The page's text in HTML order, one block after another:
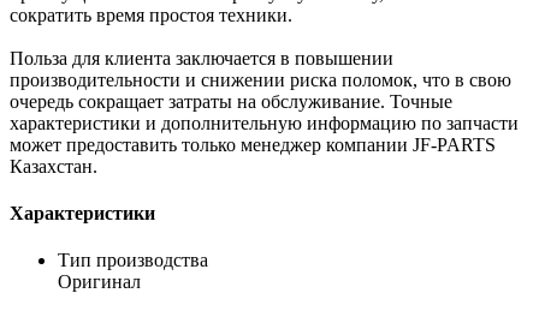
сократить время простоя техники.
Польза для клиента заключается в повышении
производительности и снижении риска поломок, что в свою
очередь сокращает затраты на обслуживание. Точные
характеристики и дополнительную информацию по запчасти
может предоставить только менеджер компании JF-PARTS
Казахстан.
Характеристики
Тип производства
Оригинал